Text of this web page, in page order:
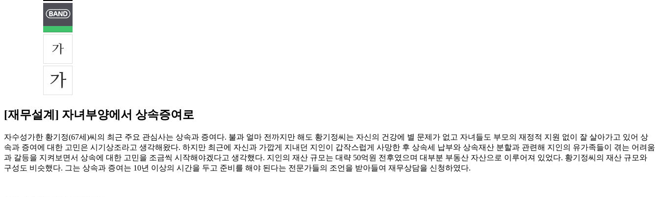
[재무설계] 자녀부양에서 상속증여로
자수성가한 황기정(67세)씨의 최근 주요 관심사는 상속과 증여다. 불과 얼마 전까지만 해도 황기정씨는 자신의 건강에 별 문제가 없고 자녀들도 부모의 재정적 지원 없이 잘 살아가고 있어 상
속과 증여에 대한 고민은 시기상조라고 생각해왔다. 하지만 최근에 자신과 가깝게 지내던 지인이 갑작스럽게 사망한 후 상속세 납부와 상속재산 분할과 관련해 지인의 유가족들이 겪는 어려움
과 갈등을 지켜보면서 상속에 대한 고민을 조금씩 시작해야겠다고 생각했다. 지인의 재산 규모는 대략 50억원 전후였으며 대부분 부동산 자산으로 이루어져 있었다. 황기정씨의 재산 규모와
구성도 비슷했다. 그는 상속과 증여는 10년 이상의 시간을 두고 준비를 해야 된다는 전문가들의 조언을 받아들여 재무상담을 신청하였다.